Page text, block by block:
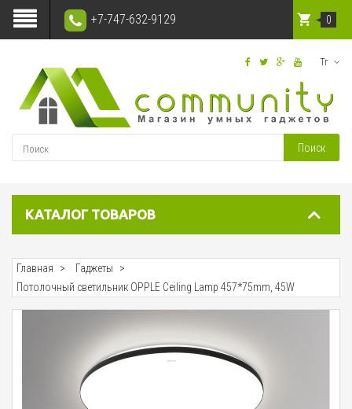
+7-747-632-9129
Тг
Поиск
0
КАТАЛОГ ТОВАРОВ
Главная
Гаджеты
Потолочный светильник OPPLE Ceiling Lamp 457*75mm, 45W